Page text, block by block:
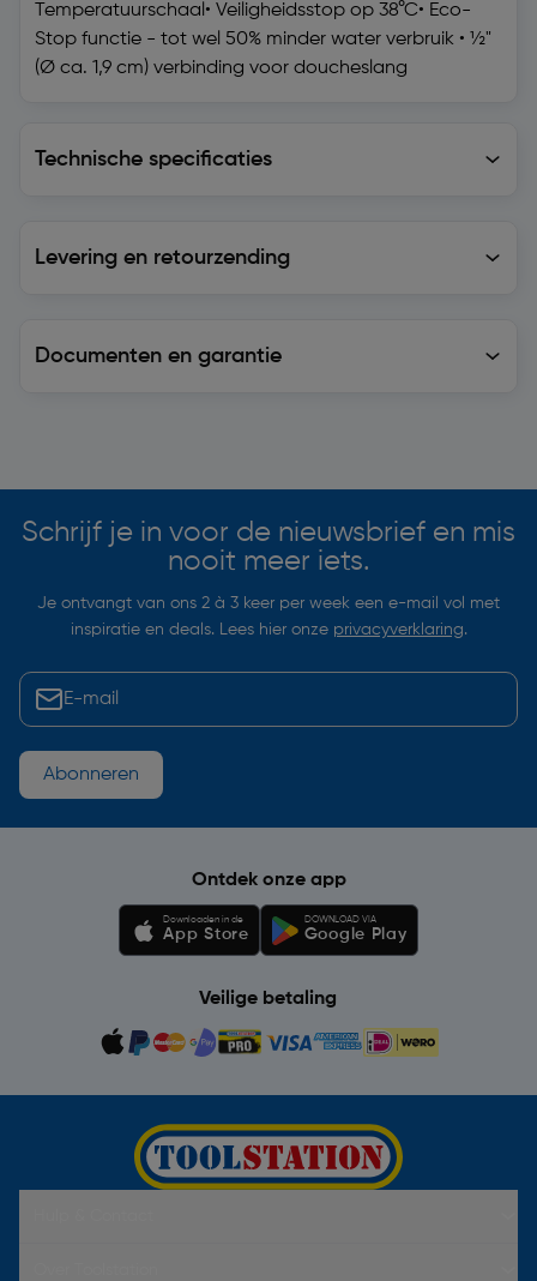
Temperatuurschaal• Veiligheidsstop op 38°C• Eco-
Stop functie - tot wel 50% minder water verbruik • ½"
(Ø ca. 1,9 cm) verbinding voor doucheslang
Technische specificaties
Levering en retourzending
Documenten en garantie
Schrijf je in voor de nieuwsbrief en mis
nooit meer iets.
Je ontvangt van ons 2 à 3 keer per week een e-mail vol met
inspiratie en deals. Lees hier onze privacyverklaring.
Abonneren
Ontdek onze app
Downloaden in de
App Store
DOWNLOAD VIA
Google Play
Veilige betaling